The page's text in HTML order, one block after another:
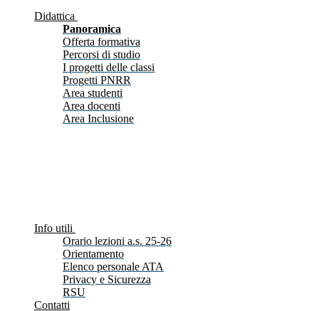
Didattica
Panoramica
Offerta formativa
Percorsi di studio
I progetti delle classi
Progetti PNRR
Area studenti
Area docenti
Area Inclusione
Info utili
Orario lezioni a.s. 25-26
Orientamento
Elenco personale ATA
Privacy e Sicurezza
RSU
Contatti